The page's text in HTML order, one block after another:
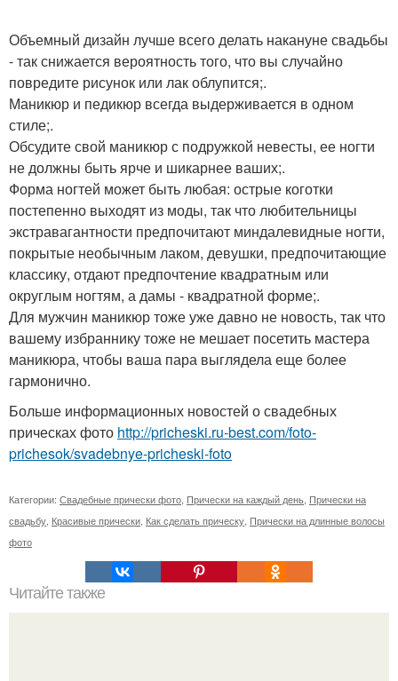
Объемный дизайн лучше всего делать накануне свадьбы
- так снижается вероятность того, что вы случайно
повредите рисунок или лак облупится;.
Маникюр и педикюр всегда выдерживается в одном
стиле;.
Обсудите свой маникюр с подружкой невесты, ее ногти
не должны быть ярче и шикарнее ваших;.
Форма ногтей может быть любая: острые коготки
постепенно выходят из моды, так что любительницы
экстравагантности предпочитают миндалевидные ногти,
покрытые необычным лаком, девушки, предпочитающие
классику, отдают предпочтение квадратным или
округлым ногтям, а дамы - квадратной форме;.
Для мужчин маникюр тоже уже давно не новость, так что
вашему избраннику тоже не мешает посетить мастера
маникюра, чтобы ваша пара выглядела еще более
гармонично.
Больше информационных новостей о свадебных
прическах фото http://pricheski.ru-best.com/foto-
prichesok/svadebnye-pricheski-foto
Категории: Свадебные прически фото Прически на каждый день Прически на
свадьбу Красивые прически Как сделать прическу Прически на длинные волосы
фото
Читайте также